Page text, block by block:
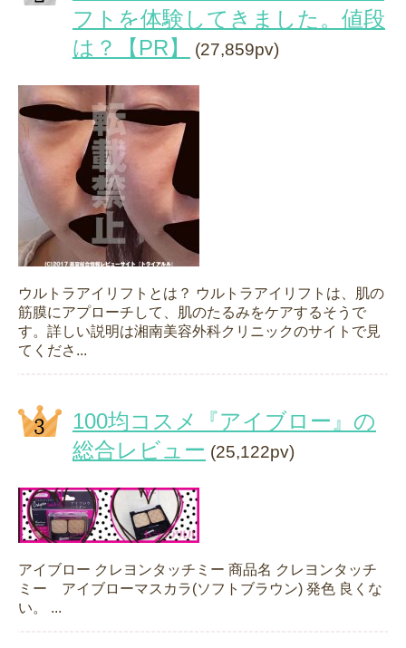
フトを体験してきました。値段
は？【PR】
(27,859pv)
ウルトラアイリフトとは？ ウルトラアイリフトは、肌の
筋膜にアプローチして、肌のたるみをケアするそうで
す。詳しい説明は湘南美容外科クリニックのサイトで見
てくださ...
100均コスメ『アイブロー』の
総合レビュー (25,122pv)
アイブロー クレヨンタッチミー 商品名 クレヨンタッチ
ミー アイブローマスカラ(ソフトブラウン) 発色 良くな
い。 ...